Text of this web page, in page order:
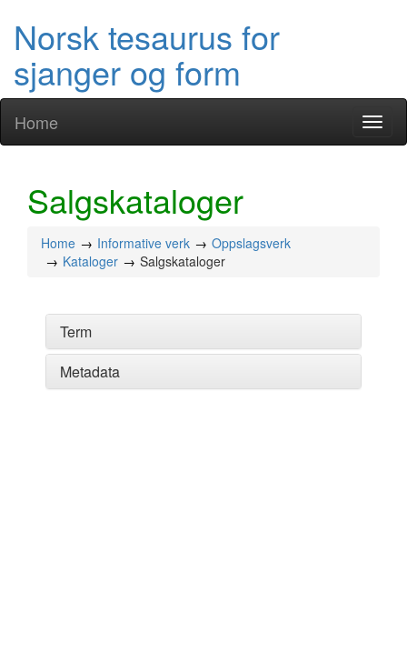
Norsk tesaurus for
sjanger og form
Home
Salgskataloger
Home Informative verk
Oppslagsverk
Kataloger
Salgskataloger
Term
Metadata